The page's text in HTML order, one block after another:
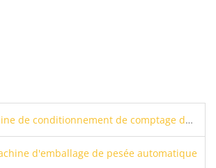
de conditionnement de comptage de matériel 320T4
d'emballage de pesée automatique